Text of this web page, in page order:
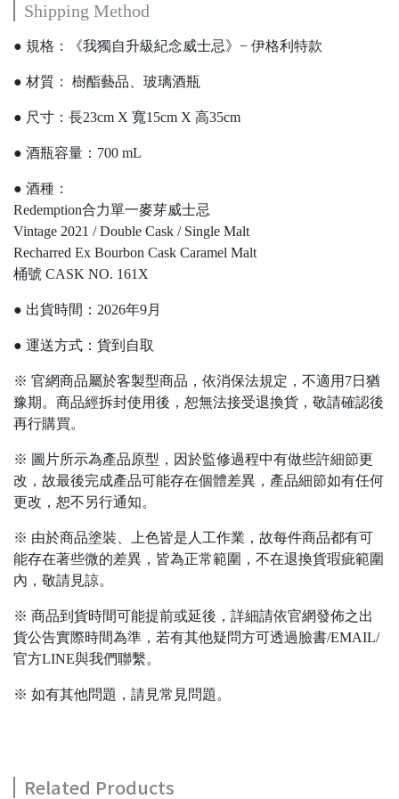
Shipping Method
● 規格：《我獨自升級紀念威士忌》− 伊格利特款
● 材質： 樹酯藝品、玻璃酒瓶
● 尺寸：長23cm X 寬15cm X 高35cm
● 酒瓶容量：700 mL
● 酒種：
Redemption合力單一麥芽威士忌
Vintage 2021 / Double Cask / Single Malt
Recharred Ex Bourbon Cask Caramel Malt
桶號 CASK NO. 161X
● 出貨時間：2026年9月
● 運送方式：貨到自取
※ 官網商品屬於客製型商品，依消保法規定，不適用7日猶
豫期。商品經拆封使用後，恕無法接受退換貨，敬請確認後
再行購買。
※ 圖片所示為產品原型，因於監修過程中有做些許細節更
改，故最後完成產品可能存在個體差異，產品細節如有任何
更改，恕不另行通知。
※ 由於商品塗裝、上色皆是人工作業，故每件商品都有可
能存在著些微的差異，皆為正常範圍，不在退換貨瑕疵範圍
內，敬請見諒。
※ 商品到貨時間可能提前或延後，詳細請依官網發佈之出
貨公告實際時間為準，若有其他疑問方可透過臉書/EMAIL/
官方LINE與我們聯繫。
※ 如有其他問題，請見常見問題。
Related Products